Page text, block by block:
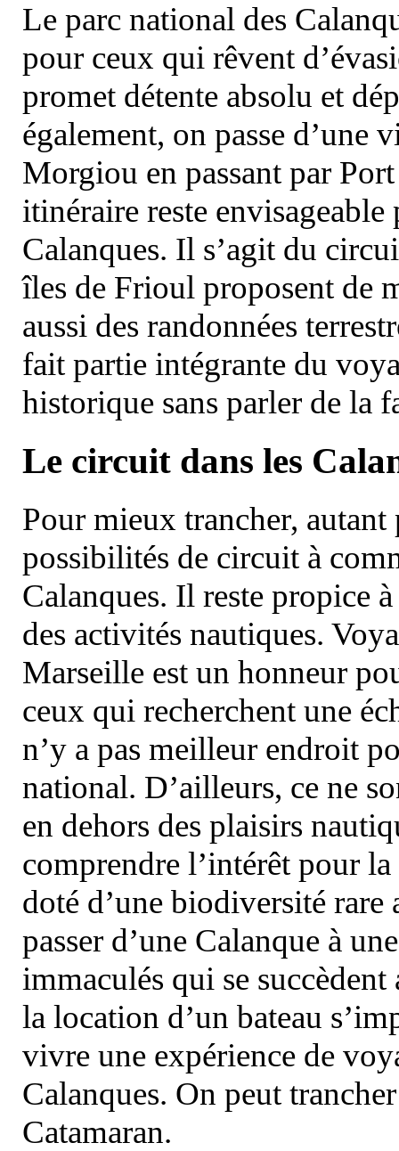
Le parc national des
pour ceux qui rêvent
promet détente absolu et
également, on passe d’une
Morgiou en passant par
itinéraire reste
Calanques. Il s’agit du
îles de Frioul proposent de
aussi des randonnées
fait partie intégrante du
historique sans parler de la
Le circuit dans les
Pour mieux trancher, autant
possibilités de circuit à
Calanques. Il reste propice
des activités nautiques.
Marseille est un honneur
ceux qui recherchent une
n’y a pas meilleur endroit
national. D’ailleurs, ce ne
en dehors des plaisirs
comprendre l’intérêt pour
doté d’une biodiversité
passer d’une Calanque à
immaculés qui se
la location d’un bateau
vivre une expérience de
Calanques. On peut
Catamaran.